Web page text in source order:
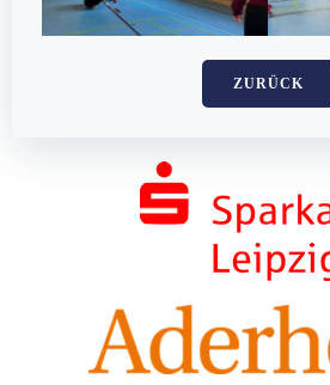
ZURÜCK